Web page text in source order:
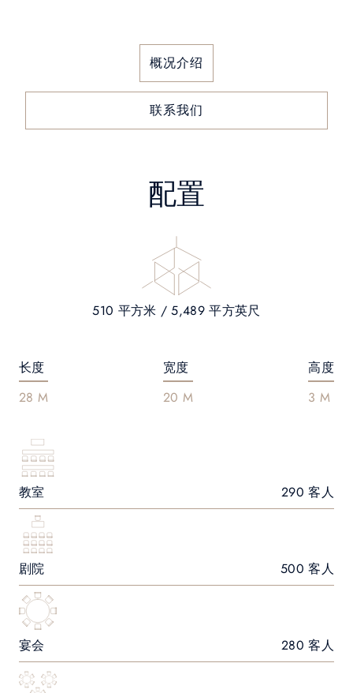
概况介绍
联系我们
配置
510 平方米 / 5,489 平方英尺
长度
28 M
宽度
20 M
高度
3 M
教室 290 客人
剧院 500 客人
宴会 280 客人